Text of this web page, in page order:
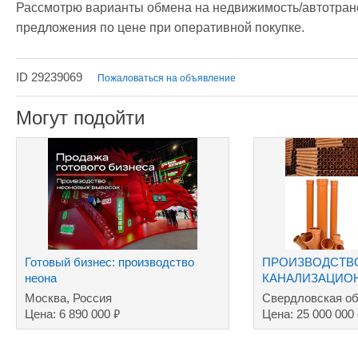
Рассмотрю варианты обмена на недвижимость/
предложения по цене при оперативной покупке.
ID 29239069 Пожаловаться на объявление
Могут подойти
Готовый бизнес: производство
неона
Москва, Россия
Цена: 6 890 000 ₽
Свердловская
Цена: 25 000 000